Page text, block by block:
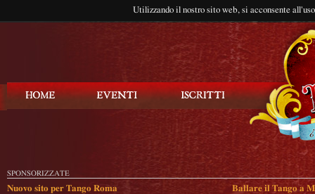
Utilizzando il nostro sito web, si acconsente
SPONSORIZZATE
Nuovo sito per Tango Roma Ballare il Tango a